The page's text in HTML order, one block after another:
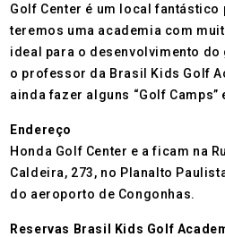
Golf Center é um local fantástico
teremos uma academia com
ideal para o desenvolvimento
o professor da Brasil Kids Golf
ainda fazer alguns “Golf Camps”
Endereço
Honda Golf Center e a ficam na
Caldeira, 273, no Planalto
do aeroporto de Congonhas.
Reservas Brasil Kids Golf